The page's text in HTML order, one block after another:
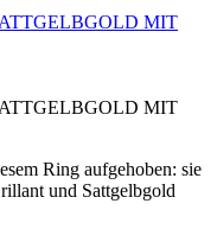
MIT
MIT
Ring aufgehoben: sie
und Sattgelbgold